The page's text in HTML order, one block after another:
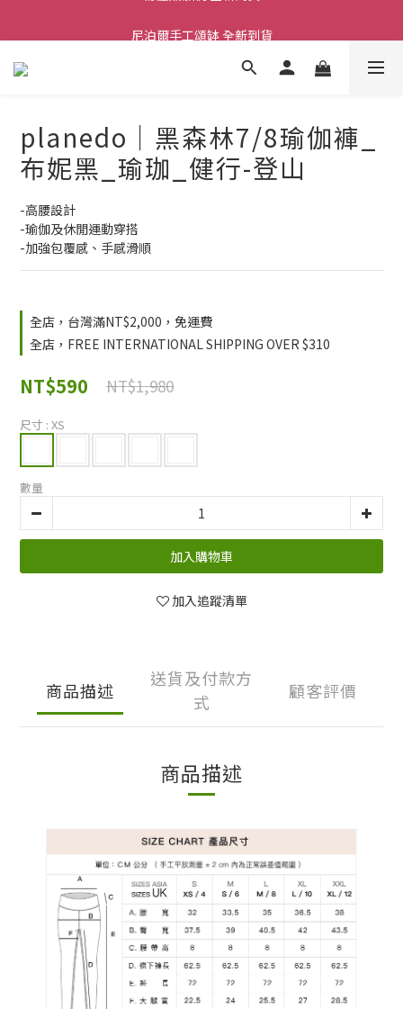
2026  春夏服飾 全新系列到貨
planedo｜黑森林7/8瑜伽褲_
布妮黑_瑜珈_健行-登山
-高腰設計
-瑜伽及休閒運動穿搭
-加強包覆感、手感滑順
全店，台灣滿NT$2,000，免運費
全店，FREE INTERNATIONAL SHIPPING OVER $310
NT$590 NT$1,980
尺寸 : XS
數量
加入購物車
加入追蹤清單
商品描述
送貨及付款方
式
顧客評價
商品描述